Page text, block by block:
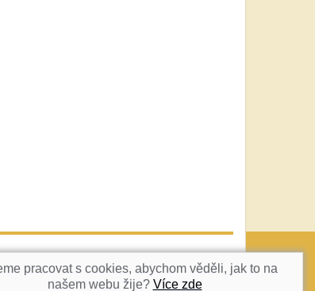
NAHORU
pracovat s cookies, abychom věděli, jak to na
našem webu žije? Více zde